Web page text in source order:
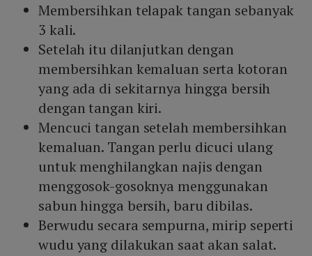
Membersihkan telapak tangan sebanyak
3 kali.
Setelah itu dilanjutkan dengan
membersihkan kemaluan serta kotoran
yang ada di sekitarnya hingga bersih
dengan tangan kiri.
Mencuci tangan setelah membersihkan
kemaluan. Tangan perlu dicuci ulang
untuk menghilangkan najis dengan
menggosok-gosoknya menggunakan
sabun hingga bersih, baru dibilas.
Berwudu secara sempurna, mirip seperti
wudu yang dilakukan saat akan salat.